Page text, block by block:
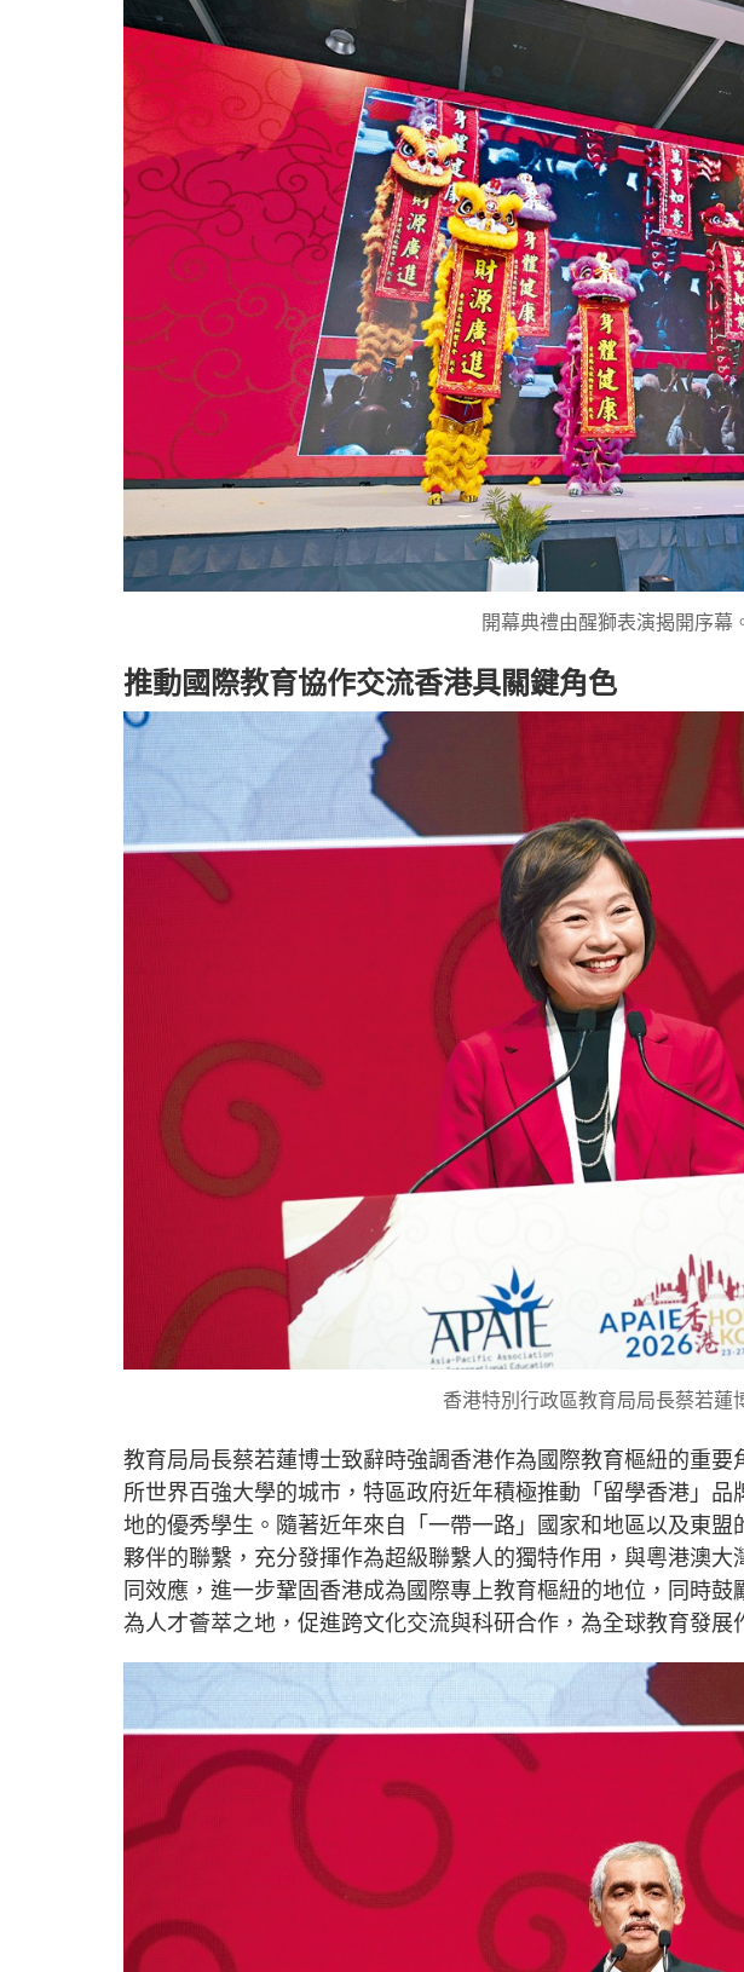
開幕典禮由醒獅表演揭開序幕
推動國際教育協作交流香港具關鍵角色
香港特別行政區教育局局長蔡若蓮
教育局局長蔡若蓮博士致辭時強調香港作為國際教育樞紐的重
所世界百強大學的城市，特區政府近年積極推動「留學香港」
地的優秀學生。隨著近年來自「一帶一路」國家和地區以及東
夥伴的聯繫，充分發揮作為超級聯繫人的獨特作用，與粵港澳
同效應，進一步鞏固香港成為國際專上教育樞紐的地位，同時
為人才薈萃之地，促進跨文化交流與科研合作，為全球教育發展